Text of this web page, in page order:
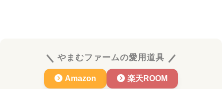
やまむファームの愛用道具
Amazon 楽天ROOM